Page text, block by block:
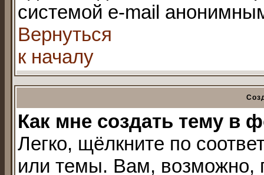
системой e-mail
Вернуться
к началу
Как мне создать тему в
Легко, щёлкните по
или темы. Вам, возможно,